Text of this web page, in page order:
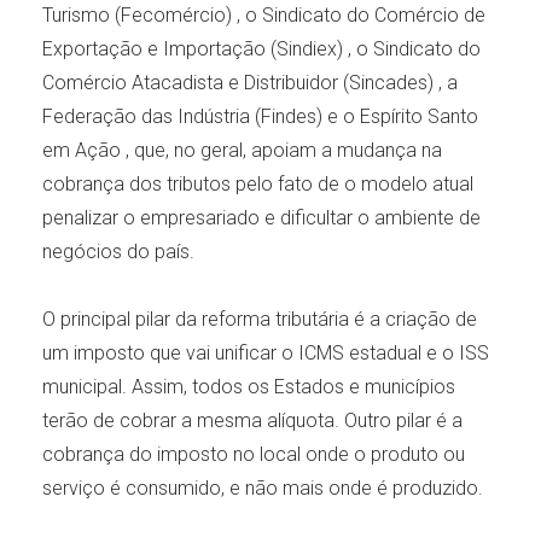
Turismo (Fecomércio) , o Sindicato do Comércio de
Exportação e Importação (Sindiex) , o Sindicato do
Comércio Atacadista e Distribuidor (Sincades) , a
Federação das Indústria (Findes) e o Espírito Santo
em Ação , que, no geral, apoiam a mudança na
cobrança dos tributos pelo fato de o modelo atual
penalizar o empresariado e dificultar o ambiente de
negócios do país.
O principal pilar da reforma tributária é a criação de
um imposto que vai unificar o ICMS estadual e o ISS
municipal. Assim, todos os Estados e municípios
terão de cobrar a mesma alíquota. Outro pilar é a
cobrança do imposto no local onde o produto ou
serviço é consumido, e não mais onde é produzido.